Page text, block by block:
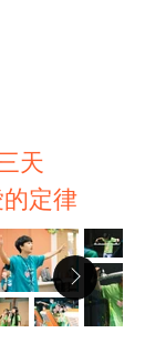
天
定律